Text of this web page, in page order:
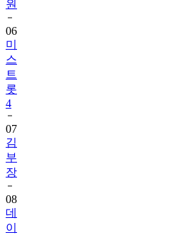
원
06
미
스
트
롯
4
07
김
부
장
08
데
이